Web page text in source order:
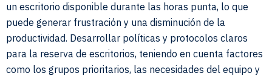
un escritorio disponible durante las horas punta, lo que
puede generar frustración y una disminución de la
productividad. Desarrollar políticas y protocolos claros
para la reserva de escritorios, teniendo en cuenta factores
como los grupos prioritarios, las necesidades del equipo y